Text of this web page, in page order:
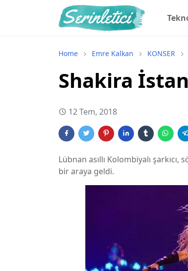
Home Emre Kalkan KONSER
Shakira
12 Tem, 2018
Lübnan asıllı Kolombiyalı
bir araya geldi.